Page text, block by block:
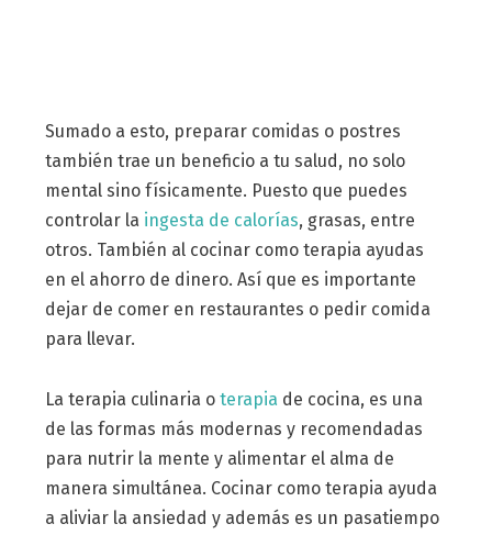
Sumado a esto, preparar comidas o postres
también trae un beneficio a tu salud, no solo
mental sino físicamente. Puesto que puedes
controlar la ingesta de calorías, grasas, entre
otros. También al cocinar como terapia ayudas
en el ahorro de dinero. Así que es importante
dejar de comer en restaurantes o pedir comida
para llevar.
La terapia culinaria o terapia de cocina, es una
de las formas más modernas y recomendadas
para nutrir la mente y alimentar el alma de
manera simultánea. Cocinar como terapia ayuda
a aliviar la ansiedad y además es un pasatiempo